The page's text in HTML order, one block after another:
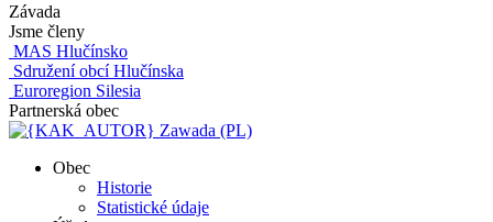
Závada
Jsme členy
MAS Hlučínsko
Sdružení obcí Hlučínska
Euroregion Silesia
Partnerská obec
Zawada (PL)
Obec
Historie
Statistické údaje